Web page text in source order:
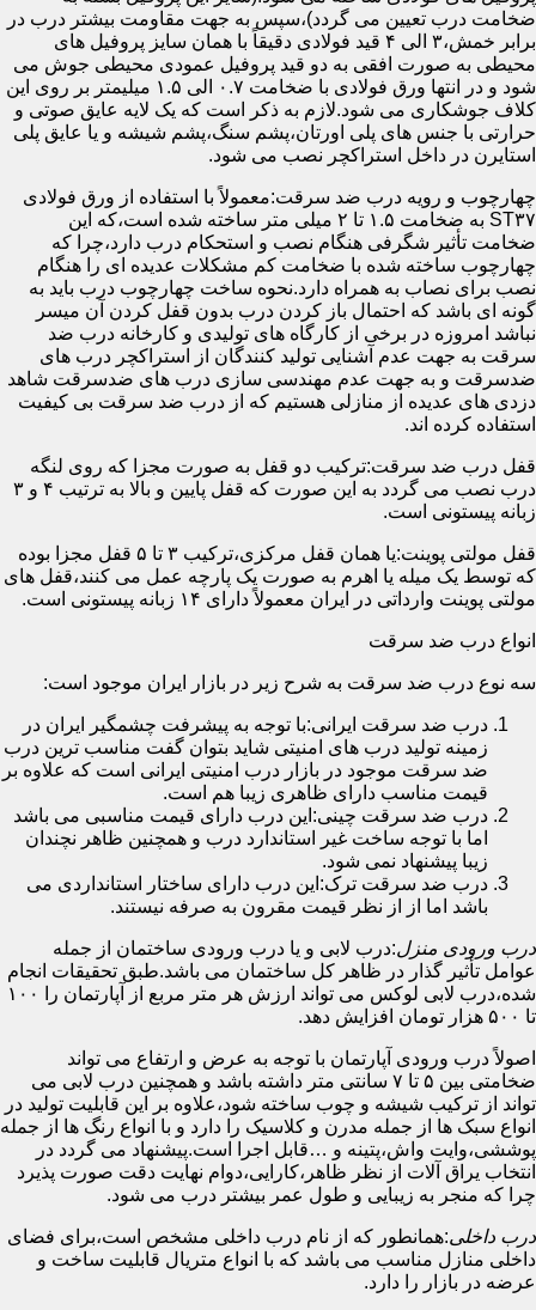
ضخامت درب تعیین می گردد)،سپس به جهت مقاومت بیشتر درب در
برابر خمش،۳ الی ۴ قید فولادی دقیقاً با همان سایز پروفیل های
محیطی به صورت افقی به دو قید پروفیل عمودی محیطی جوش می
شود و در انتها ورق فولادی با ضخامت ۰.۷ الی ۱.۵ میلیمتر بر روی این
کلاف جوشکاری می شود.لازم به ذکر است که یک لایه عایق صوتی و
حرارتی با جنس های پلی اورتان،پشم سنگ،پشم شیشه و یا عایق پلی
استایرن در داخل استراکچر نصب می شود.
چهارچوب و رویه درب ضد سرقت:معمولاً با استفاده از ورق فولادی
ST۳۷ به ضخامت ۱.۵ تا ۲ میلی متر ساخته شده است،که این
ضخامت تأثیر شگرفی هنگام نصب و استحکام درب دارد،چرا که
چهارچوب ساخته شده با ضخامت کم مشکلات عدیده ای را هنگام
نصب برای نصاب به همراه دارد.نحوه ساخت چهارچوب درب باید به
گونه ای باشد که احتمال باز کردن درب بدون قفل کردن آن میسر
نباشد امروزه در برخی از کارگاه های تولیدی و کارخانه درب ضد
سرقت به جهت عدم آشنایی تولید کنندگان از استراکچر درب های
ضدسرقت و به جهت عدم مهندسی سازی درب های ضدسرقت شاهد
دزدی های عدیده از منازلی هستیم که از درب ضد سرقت بی کیفیت
استفاده کرده اند.
قفل درب ضد سرقت:ترکیب دو قفل به صورت مجزا که روی لنگه
درب نصب می گردد به این صورت که قفل پایین و بالا به ترتیب ۴ و ۳
زبانه پیستونی است.
قفل مولتی پوینت:یا همان قفل مرکزی،ترکیب ۳ تا ۵ قفل مجزا بوده
که توسط یک میله یا اهرم به صورت یک پارچه عمل می کنند،قفل های
مولتی پوینت وارداتی در ایران معمولاً دارای ۱۴ زبانه پیستونی است.
انواع درب ضد سرقت
سه نوع درب ضد سرقت به شرح زیر در بازار ایران موجود است:
درب ضد سرقت ایرانی:با توجه به پیشرفت چشمگیر ایران در
زمینه تولید درب های امنیتی شاید بتوان گفت مناسب ترین درب
ضد سرقت موجود در بازار درب امنیتی ایرانی است که علاوه بر
قیمت مناسب دارای ظاهری زیبا هم است.
درب ضد سرقت چینی:این درب دارای قیمت مناسبی می باشد
اما با توجه ساخت غیر استاندارد درب و همچنین ظاهر نچندان
زیبا پیشنهاد نمی شود.
درب ضد سرقت ترک:این درب دارای ساختار استانداردی می
باشد اما از از نظر قیمت مقرون به صرفه نیستند.
درب ورودی منزل:درب لابی و یا درب ورودی ساختمان از جمله
عوامل تأثیر گذار در ظاهر کل ساختمان می باشد.طبق تحقیقات انجام
شده،درب لابی لوکس می تواند ارزش هر متر مربع از آپارتمان را ۱۰۰
تا ۵۰۰ هزار تومان افزایش دهد.
اصولاً درب ورودی آپارتمان با توجه به عرض و ارتفاع می تواند
ضخامتی بین ۵ تا ۷ سانتی متر داشته باشد و همچنین درب لابی می
تواند از ترکیب شیشه و چوب ساخته شود،علاوه بر این قابلیت تولید در
انواع سبک ها از جمله مدرن و کلاسیک را دارد و با انواع رنگ ها از جمله
پوششی،وایت واش،پتینه و …قابل اجرا است.پیشنهاد می گردد در
انتخاب یراق آلات از نظر ظاهر،کارایی،دوام نهایت دقت صورت پذیرد
چرا که منجر به زیبایی و طول عمر بیشتر درب می شود.
درب داخلی:همانطور که از نام درب داخلی مشخص است،برای فضای
داخلی منازل مناسب می باشد که با انواع متریال قابلیت ساخت و
عرضه در بازار را دارد.